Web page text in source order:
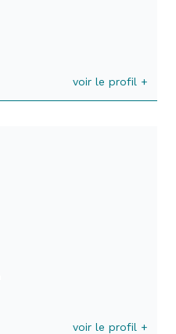
voir le profil +
voir le profil +